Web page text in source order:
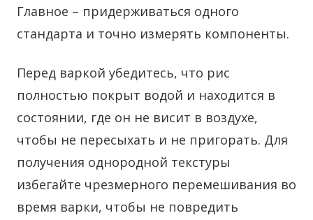
Главное – придерживаться одного
стандарта и точно измерять компоненты.
Перед варкой убедитесь, что рис
полностью покрыт водой и находится в
состоянии, где он не висит в воздухе,
чтобы не пересыхать и не пригорать. Для
получения однородной текстуры
избегайте чрезмерного перемешивания во
время варки, чтобы не повредить